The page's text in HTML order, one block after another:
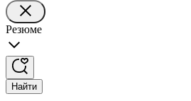
Резюме
Найти